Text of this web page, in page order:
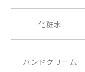
化粧水
ハンドクリーム